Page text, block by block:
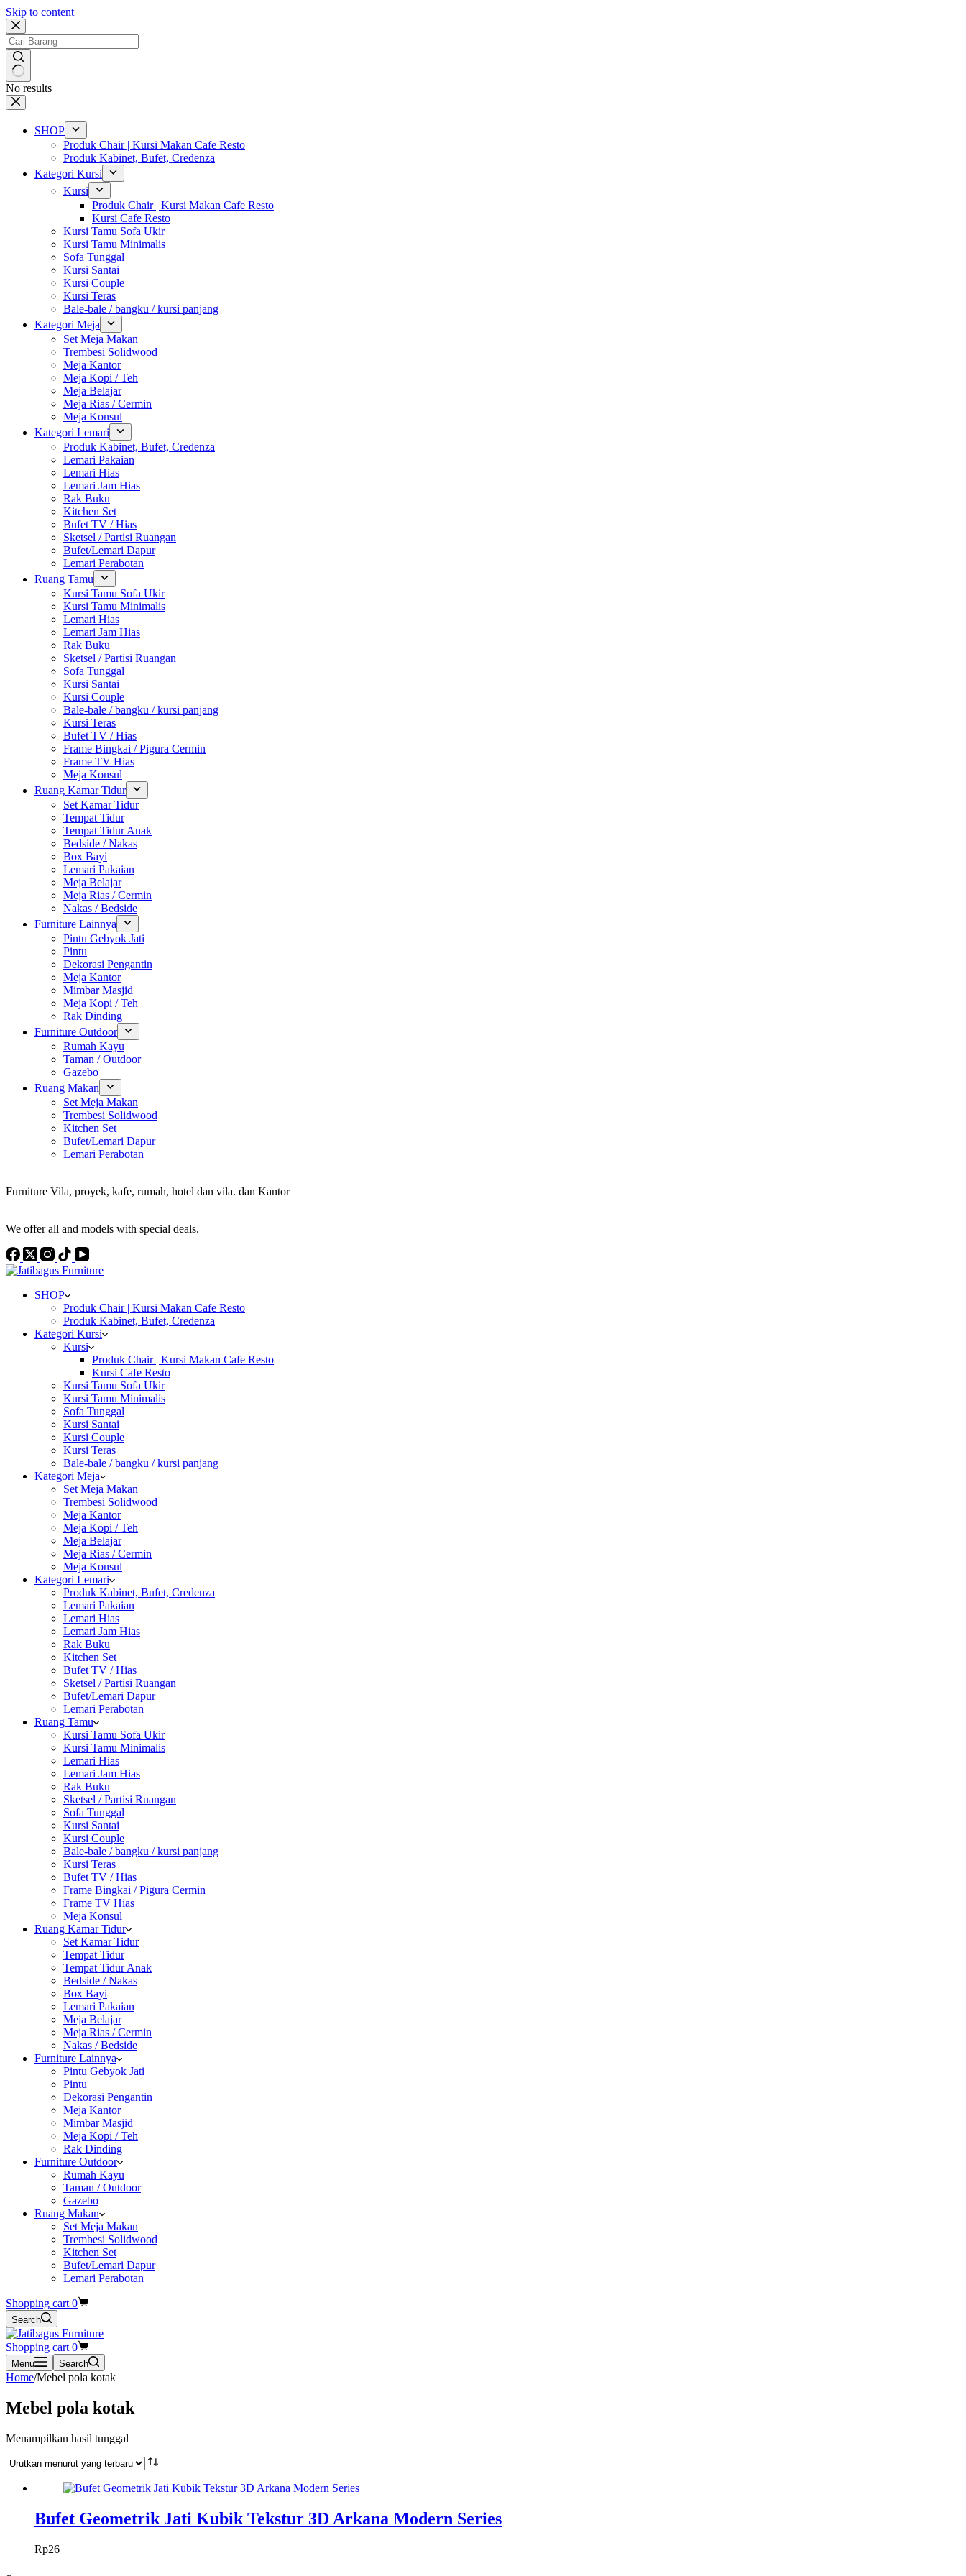
Skip to content
No results
SHOP
Produk Chair | Kursi Makan Cafe Resto
Produk Kabinet, Bufet, Credenza
Kategori Kursi
Kursi
Produk Chair | Kursi Makan Cafe Resto
Kursi Cafe Resto
Kursi Tamu Sofa Ukir
Kursi Tamu Minimalis
Sofa Tunggal
Kursi Santai
Kursi Couple
Kursi Teras
Bale-bale / bangku / kursi panjang
Kategori Meja
Set Meja Makan
Trembesi Solidwood
Meja Kantor
Meja Kopi / Teh
Meja Belajar
Meja Rias / Cermin
Meja Konsul
Kategori Lemari
Produk Kabinet, Bufet, Credenza
Lemari Pakaian
Lemari Hias
Lemari Jam Hias
Rak Buku
Kitchen Set
Bufet TV / Hias
Sketsel / Partisi Ruangan
Bufet/Lemari Dapur
Lemari Perabotan
Ruang Tamu
Kursi Tamu Sofa Ukir
Kursi Tamu Minimalis
Lemari Hias
Lemari Jam Hias
Rak Buku
Sketsel / Partisi Ruangan
Sofa Tunggal
Kursi Santai
Kursi Couple
Bale-bale / bangku / kursi panjang
Kursi Teras
Bufet TV / Hias
Frame Bingkai / Pigura Cermin
Frame TV Hias
Meja Konsul
Ruang Kamar Tidur
Set Kamar Tidur
Tempat Tidur
Tempat Tidur Anak
Bedside / Nakas
Box Bayi
Lemari Pakaian
Meja Belajar
Meja Rias / Cermin
Nakas / Bedside
Furniture Lainnya
Pintu Gebyok Jati
Pintu
Dekorasi Pengantin
Meja Kantor
Mimbar Masjid
Meja Kopi / Teh
Rak Dinding
Furniture Outdoor
Rumah Kayu
Taman / Outdoor
Gazebo
Ruang Makan
Set Meja Makan
Trembesi Solidwood
Kitchen Set
Bufet/Lemari Dapur
Lemari Perabotan
Furniture Vila, proyek, kafe, rumah, hotel dan vila. dan Kantor
We offer all and models with special deals.
SHOP
Produk Chair | Kursi Makan Cafe Resto
Produk Kabinet, Bufet, Credenza
Kategori Kursi
Kursi
Produk Chair | Kursi Makan Cafe Resto
Kursi Cafe Resto
Kursi Tamu Sofa Ukir
Kursi Tamu Minimalis
Sofa Tunggal
Kursi Santai
Kursi Couple
Kursi Teras
Bale-bale / bangku / kursi panjang
Kategori Meja
Set Meja Makan
Trembesi Solidwood
Meja Kantor
Meja Kopi / Teh
Meja Belajar
Meja Rias / Cermin
Meja Konsul
Kategori Lemari
Produk Kabinet, Bufet, Credenza
Lemari Pakaian
Lemari Hias
Lemari Jam Hias
Rak Buku
Kitchen Set
Bufet TV / Hias
Sketsel / Partisi Ruangan
Bufet/Lemari Dapur
Lemari Perabotan
Ruang Tamu
Kursi Tamu Sofa Ukir
Kursi Tamu Minimalis
Lemari Hias
Lemari Jam Hias
Rak Buku
Sketsel / Partisi Ruangan
Sofa Tunggal
Kursi Santai
Kursi Couple
Bale-bale / bangku / kursi panjang
Kursi Teras
Bufet TV / Hias
Frame Bingkai / Pigura Cermin
Frame TV Hias
Meja Konsul
Ruang Kamar Tidur
Set Kamar Tidur
Tempat Tidur
Tempat Tidur Anak
Bedside / Nakas
Box Bayi
Lemari Pakaian
Meja Belajar
Meja Rias / Cermin
Nakas / Bedside
Furniture Lainnya
Pintu Gebyok Jati
Pintu
Dekorasi Pengantin
Meja Kantor
Mimbar Masjid
Meja Kopi / Teh
Rak Dinding
Furniture Outdoor
Rumah Kayu
Taman / Outdoor
Gazebo
Ruang Makan
Set Meja Makan
Trembesi Solidwood
Kitchen Set
Bufet/Lemari Dapur
Lemari Perabotan
Shopping cart 0
Search
Shopping cart 0
Menu Search
Home/Mebel pola kotak
Mebel pola kotak
Menampilkan hasil tunggal
Bufet Geometrik Jati Kubik Tekstur 3D Arkana Modern Series
Rp26